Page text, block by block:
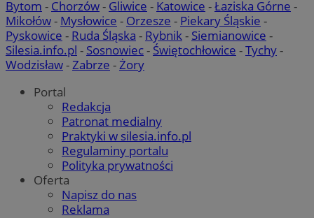
Bytom - Chorzów- Gliwice - Katowice -Łaziska Górne -
Mikołów- Mysłowice - Orzesze - Piekary Śląskie -
Pyskowice - Ruda Śląska - Rybnik- Siemianowice -
Silesia.info.pl - Sosnowiec- Świętochłowice -Tychy-
Wodzisław-Zabrze -Żory
Portal
Redakcja
Patronat medialny
Praktyki w silesia.info.pl
Regulaminy portalu
Polityka prywatności
Oferta
Napisz do nas
Reklama